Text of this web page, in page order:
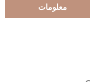
معلومات